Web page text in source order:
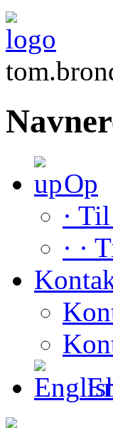
Op
·
· ·